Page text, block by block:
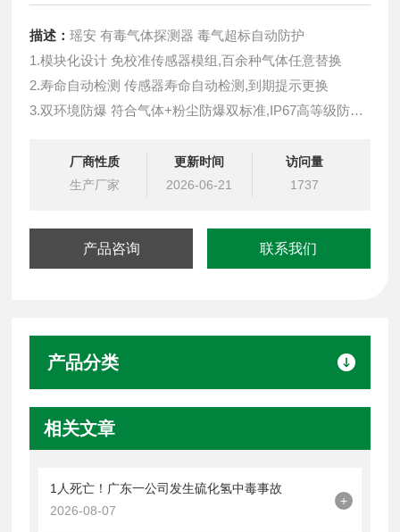
描述：瑶安 有毒气体探测器 毒气超标自动防护
1.模块化设计 免校准传感器模组,百余种气体任意替换
2.寿命自动检测 传感器寿命自动检测,到期提示更换
3.双环境防爆 符合气体+粉尘防爆双标准,IP67高等级防护
5.质保更长 3年质保,免费换新(可燃3年,有毒2年)
6.维护更简单免校准免标气,无需返厂邮寄,超省心
厂商性质
生产厂家
更新时间
2026-06-21
访问量
1737
产品咨询 联系我们
产品分类
相关文章
1人死亡！广东一公司发生硫化氢中毒事故
2026-08-07
+